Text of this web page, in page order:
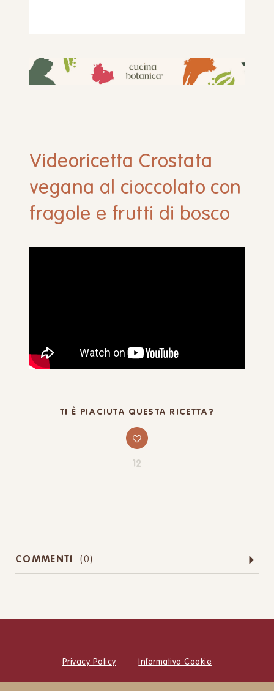
Videoricetta Crostata
vegana al cioccolato con
fragole e frutti di bosco
TI È PIACIUTA QUESTA RICETTA?
12
COMMENTI (0)
Privacy Policy Informativa Cookie